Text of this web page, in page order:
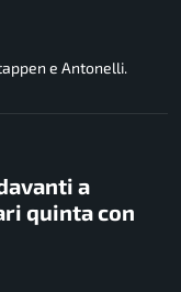
e Antonelli.
a
quinta con